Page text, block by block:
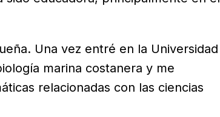
Una vez entré en la Universidad
marina costanera y me
relacionadas con las ciencias